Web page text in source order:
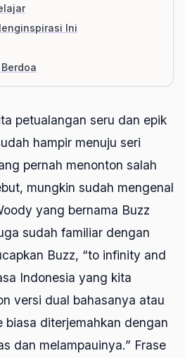
Ini
petualangan seru dan epik
hampir menuju seri
pernah menonton salah
mungkin sudah mengenal
yang bernama Buzz
sudah familiar dengan
Buzz, “to infinity and
Indonesia yang kita
versi dual bahasanya atau
biasa diterjemahkan dengan
dan melampauinya.” Frase